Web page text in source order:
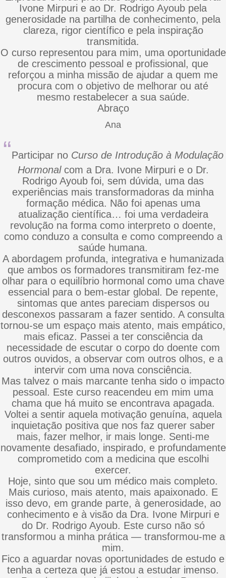
Ivone Mirpuri e ao Dr. Rodrigo Ayoub pela
generosidade na partilha de conhecimento, pela
clareza, rigor científico e pela inspiração
transmitida.
O curso representou para mim, uma oportunidade
de crescimento pessoal e profissional, que
reforçou a minha missão de ajudar a quem me
procura com o objetivo de melhorar ou até
mesmo restabelecer a sua saúde.
Abraço
Ana
“Participar no Curso de Introdução à Modulação
Hormonalcom a Dra. Ivone Mirpuri e o Dr.
Rodrigo Ayoub foi, sem dúvida, uma das
experiências mais transformadoras da minha
formação médica. Não foi apenas uma
atualização científica… foi uma verdadeira
revolução na forma como interpreto o doente,
como conduzo a consulta e como compreendo a
saúde humana.
A abordagem profunda, integrativa e humanizada
que ambos os formadores transmitiram fez-me
olhar para o equilíbrio hormonal como uma chave
essencial para o bem-estar global. De repente,
sintomas que antes pareciam dispersos ou
desconexos passaram a fazer sentido. A consulta
tornou-se um espaço mais atento, mais empático,
mais eficaz. Passei a ter consciência da
necessidade de escutar o corpo do doente com
outros ouvidos, a observar com outros olhos, e a
intervir com uma nova consciência.
Mas talvez o mais marcante tenha sido o impacto
pessoal. Este curso reacendeu em mim uma
chama que há muito se encontrava apagada.
Voltei a sentir aquela motivação genuína, aquela
inquietação positiva que nos faz querer saber
mais, fazer melhor, ir mais longe. Senti-me
novamente desafiado, inspirado, e profundamente
comprometido com a medicina que escolhi
exercer.
Hoje, sinto que sou um médico mais completo.
Mais curioso, mais atento, mais apaixonado. E
isso devo, em grande parte, à generosidade, ao
conhecimento e à visão da Dra. Ivone Mirpuri e
do Dr. Rodrigo Ayoub. Este curso não só
transformou a minha prática — transformou-me a
mim.
Fico a aguardar novas oportunidades de estudo e
tenha a certeza que já estou a estudar imenso.